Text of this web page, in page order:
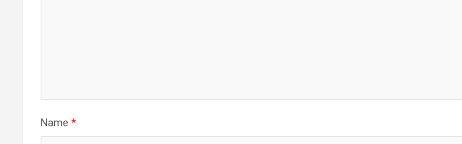
Name *